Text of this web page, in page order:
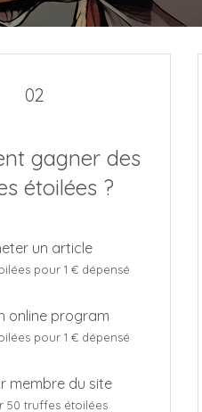
02
gagner des
étoilées ?
un article
pour 1 € dépensé
online program
pour 1 € dépensé
membre du site
50 truffes étoilées